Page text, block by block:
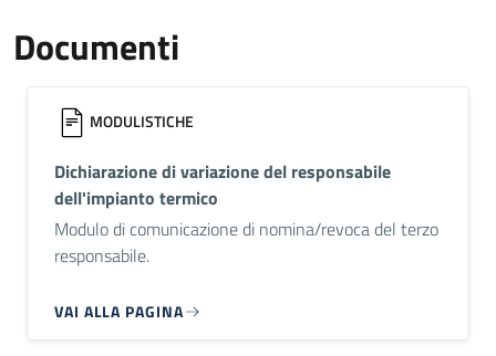
Documenti
MODULISTICHE
Dichiarazione di variazione del responsabile
dell'impianto termico
Modulo di comunicazione di nomina/revoca del terzo
responsabile.
VAI ALLA PAGINA